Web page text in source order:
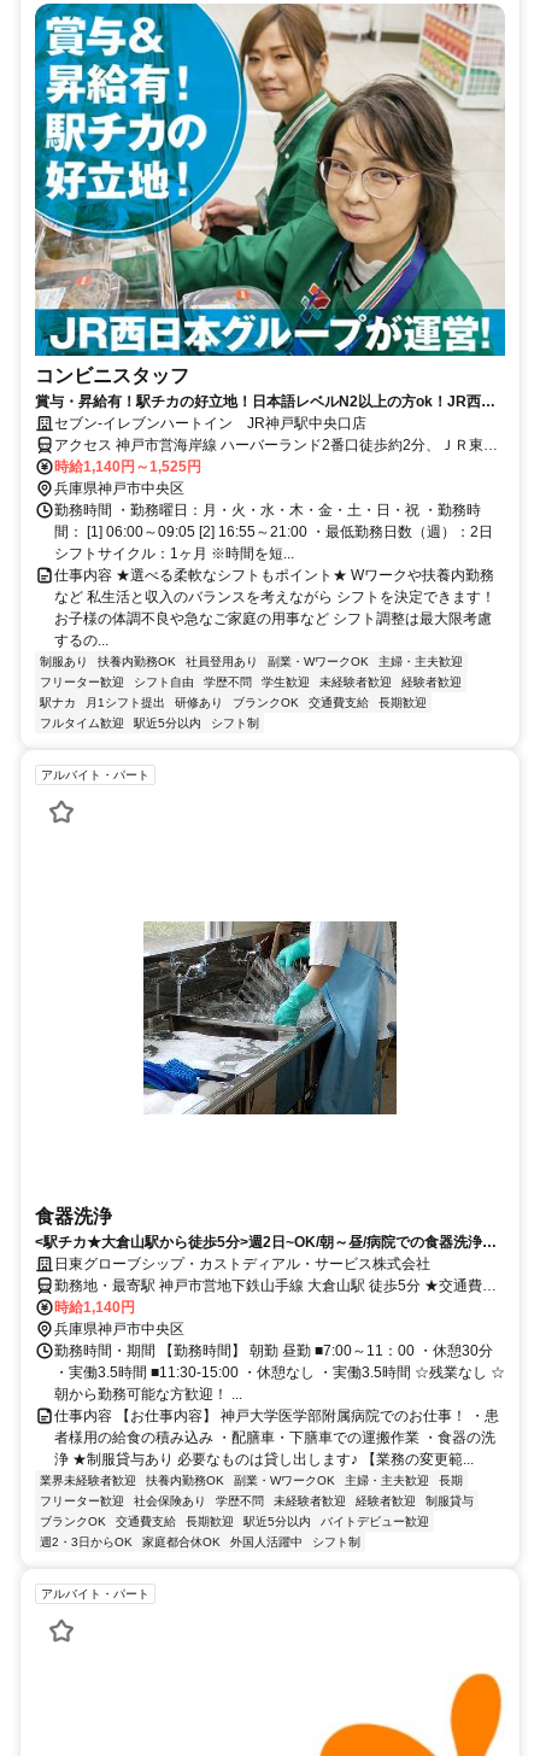
コンビニスタッフ
賞与・昇給有！駅チカの好立地！日本語レベルN2以上の方ok！JR西日
本グループ会社運営で安定度抜群！
セブン-イレブンハートイン JR神戸駅中央口店
アクセス 神戸市営海岸線 ハーバーランド2番口徒歩約2分、ＪＲ東海
道本線 神戸（兵庫県）中央口徒歩約1分、ＪＲ山陽本線 神戸（兵庫
県）中央口徒歩約1分 JR神戸駅プリコ神戸店内
時給1,140円～1,525円
兵庫県神戸市中央区
勤務時間 ・勤務曜日：月・火・水・木・金・土・日・祝 ・勤務時
間： [1] 06:00～09:05 [2] 16:55～21:00 ・最低勤務日数（週）：2日
シフトサイクル：1ヶ月 ※時間を短...
仕事内容 ★選べる柔軟なシフトもポイント★ Wワークや扶養内勤務
など 私生活と収入のバランスを考えながら シフトを決定できます！
お子様の体調不良や急なご家庭の用事など シフト調整は最大限考慮
するの...
制服あり 扶養内勤務OK 社員登用あり 副業・WワークOK
主婦・主夫歓迎
フリーター歓迎
シフト自由 学歴不問 学生歓迎 未経験者歓迎
経験者歓迎
駅ナカ
月1シフト提出 研修あり ブランクOK 交通費支給
長期歓迎
フルタイム歓迎
駅近5分以内 シフト制
アルバイト・パート
食器洗浄
<駅チカ★大倉山駅から徒歩5分>週2日~OK/朝～昼/病院での食器洗浄・
食事提供の簡単軽作業
日東グローブシップ・カストディアル・サービス株式会社
勤務地・最寄駅 神戸市営地下鉄山手線 大倉山駅 徒歩5分 ★交通費支
給あり ★駅チカ徒歩5分 ★バスの場合：「大学病院前」バス停下車
時給1,140円
兵庫県神戸市中央区
勤務時間・期間 【勤務時間】 朝勤 昼勤 ■7:00～11：00 ・休憩30分
・実働3.5時間 ■11:30-15:00 ・休憩なし ・実働3.5時間 ☆残業なし ☆
朝から勤務可能な方歓迎！ ...
仕事内容 【お仕事内容】 神戸大学医学部附属病院でのお仕事！ ・患
者様用の給食の積み込み ・配膳車・下膳車での運搬作業 ・食器の洗
浄 ★制服貸与あり 必要なものは貸し出します♪ 【業務の変更範...
業界未経験者歓迎 扶養内勤務OK 副業・WワークOK 主婦・主夫歓迎
長期
フリーター歓迎
社会保険あり 学歴不問 未経験者歓迎 経験者歓迎
制服貸与
ブランクOK
交通費支給 長期歓迎 駅近5分以内
バイトデビュー歓迎
週2・3日からOK
家庭都合休OK 外国人活躍中 シフト制
アルバイト・パート